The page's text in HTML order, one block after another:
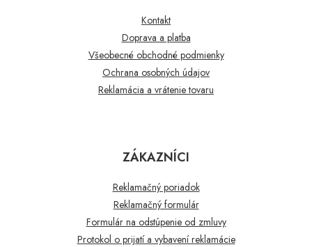
Kontakt
Doprava a platba
Všeobecné obchodné podmienky
Ochrana osobných údajov
Reklamácia a vrátenie tovaru
ZÁKAZNÍCI
Reklamačný poriadok
Reklamačný formulár
Formulár na odstúpenie od zmluvy
Protokol o prijatí a vybavení reklamácie